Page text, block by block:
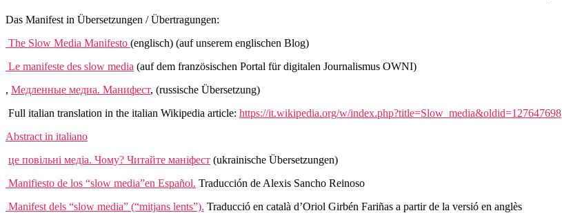
Das Manifest in Übersetzungen / Übertragungen:
The Slow Media Manifesto (englisch) (auf unserem englischen Blog)
Le manifeste des slow media (auf dem französischen Portal für digitalen Journalismus OWNI)
, Медленные медиа. Манифест, (russische Übersetzung)
Full italian translation in the italian Wikipedia article: https://it.wikipedia.org/w/index.php?title=Slow_media&oldid=127647698
Abstract in italiano
це повільні медіа. Чому? Читайте маніфест (ukrainische Übersetzungen)
Manifiesto de los “slow media”en Español. Traducción de Alexis Sancho Reinoso
Manifest dels “slow media” (“mitjans lents”). Traducció en català d’Oriol Girbén Fariñas a partir de la versió en anglès